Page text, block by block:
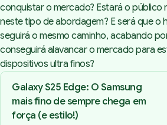
conquistar o mercado? Estará o público
neste tipo de abordagem? E será que o
seguirá o mesmo caminho, acabando
conseguirá alavancar o mercado para
dispositivos ultra finos?
Galaxy S25 Edge: O Samsung
mais fino de sempre chega em
força (e estilo!)